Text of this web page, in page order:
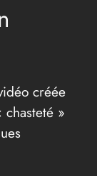
créée
»